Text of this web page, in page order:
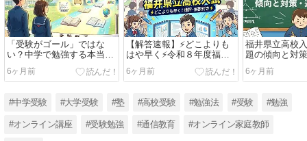
「受験がゴール」ではな
い？中学で勉強する本当の
6ヶ月前
【解答速報】⚡️どこよりも
はや早く⚡️令和８年度福井
県立高校入試解答速報・講
評
6ヶ月前
福井県立高校
題の傾向と対
6ヶ月前
#中学受験 #大学受験 #塾 #高校受験 #勉強法 #受験 #勉強
#オンライン講座 #受験勉強 #通信教育 #オンライン家庭教師